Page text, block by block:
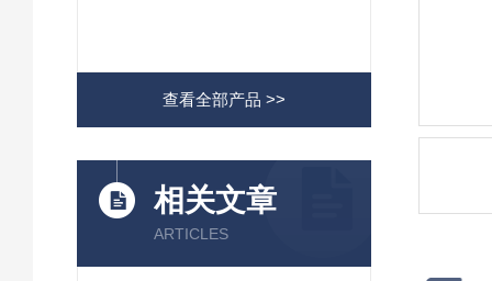
查看全部产品 >>
相关文章
ARTICLES